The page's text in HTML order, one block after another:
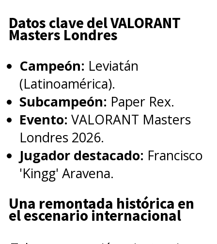
avanzar, dos derrotas para la
eliminación. Todas las series
son al mejor de tres.
Después comienzan los Playoffs
(6 al 15 de marzo), unaLlave
de Eliminación Doble
una derrota implicará caer a la
Llave Inferior y dos derrotas
causarán la eliminación.
la final de la Llave Inferior
como la Gran Final del 15 de
Datos clave del VALORANT
Masters Londres
Campeón: Leviatán
(Latinoamérica).
Subcampeón: Paper Rex.
Evento: VALORANT Masters
Londres 2026.
Jugador destacado: Francisco
'Kingg' Aravena.
Una remontada histórica en
el escenario internacional